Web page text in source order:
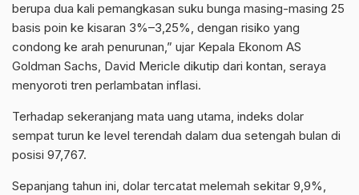
berupa dua kali pemangkasan suku bunga masing-masing 25
basis poin ke kisaran 3%–3,25%, dengan risiko yang
condong ke arah penurunan,” ujar Kepala Ekonom AS
Goldman Sachs, David Mericle dikutip dari kontan, seraya
menyoroti tren perlambatan inflasi.
Terhadap sekeranjang mata uang utama, indeks dolar
sempat turun ke level terendah dalam dua setengah bulan di
posisi 97,767.
Sepanjang tahun ini, dolar tercatat melemah sekitar 9,9%,